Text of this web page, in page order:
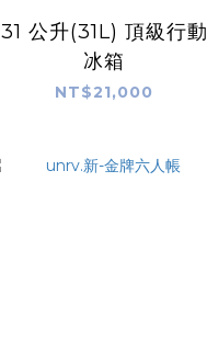
31 公升(31L) 頂級行動
冰箱
NT$21,000